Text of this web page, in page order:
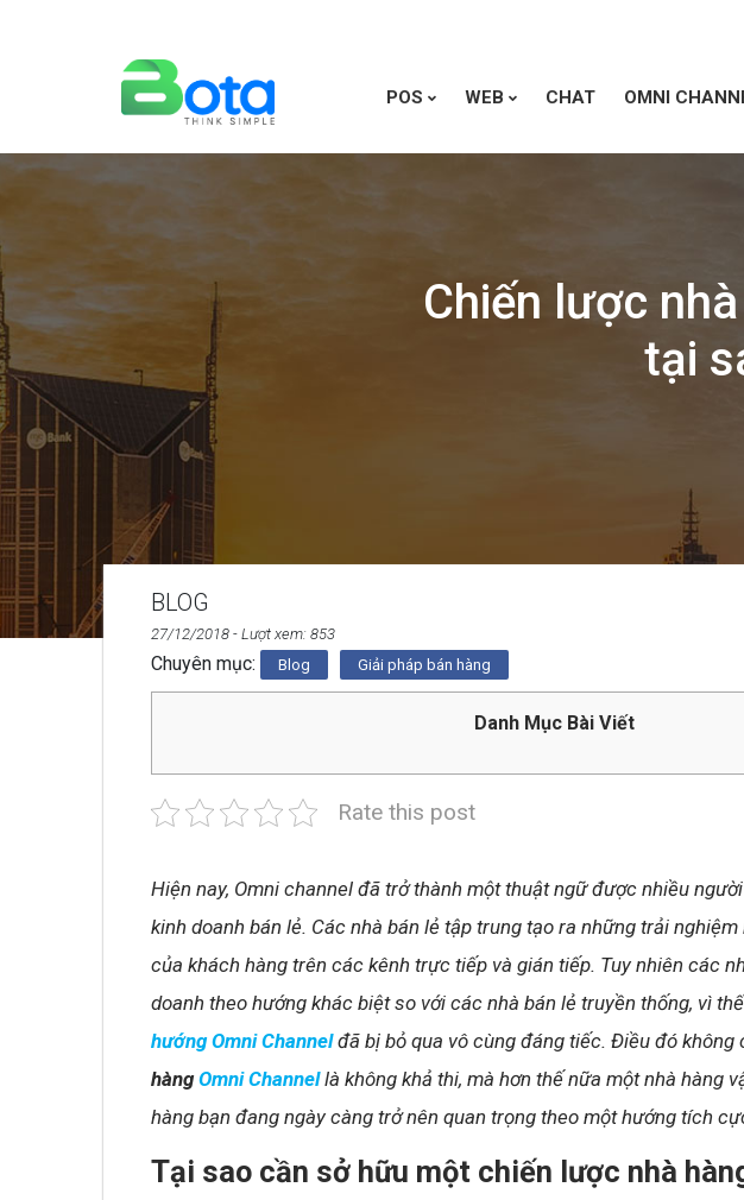
POS WEB CHAT OMNI
Chiến lược
tại
BLOG
27/12/2018 - Lượt xem: 853
Chuyên mục: Blog Giải pháp bán hàng
Danh Mục Bài Viết
Rate this post
Hiện nay, Omni channel đã trở thành một thuật ngữ được nhiều
kinh doanh bán lẻ. Các nhà bán lẻ tập trung tạo ra những trải
của khách hàng trên các kênh trực tiếp và gián tiếp. Tuy nhiên các
doanh theo hướng khác biệt so với các nhà bán lẻ truyền thống, vì
hướng Omni Channelđã bị bỏ qua vô cùng đáng tiếc. Điều đó không
hàngOmni Channellà không khả thi, mà hơn thế nữa một nhà hàng
hàng bạn đang ngày càng trở nên quan trọng theo một hướng tích
Tại sao cần sở hữu một chiến lược nhà